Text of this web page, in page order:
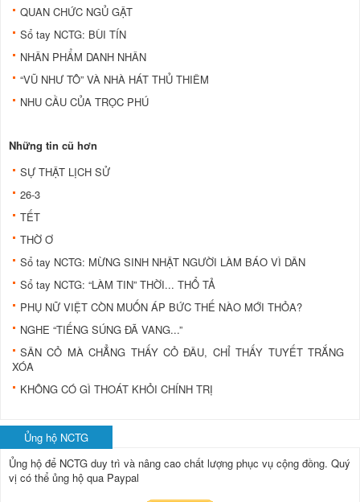
QUAN CHỨC NGỦ GẬT
Sổ tay NCTG: BÙI TÍN
NHÂN PHẨM DANH NHÂN
“VŨ NHƯ TÔ” VÀ NHÀ HÁT THỦ THIÊM
NHU CẦU CỦA TRỌC PHÚ
Những tin cũ hơn
SỰ THẬT LỊCH SỬ
26-3
TẾT
THỜ Ơ
Sổ tay NCTG: MỪNG SINH NHẬT NGƯỜI LÀM BÁO VÌ DÂN
Sổ tay NCTG: “LÀM TIN” THỜI... THỔ TẢ
PHỤ NỮ VIỆT CÒN MUỐN ÁP BỨC THẾ NÀO MỚI THỎA?
NGHE “TIẾNG SÚNG ĐÃ VANG...”
SÂN CỎ MÀ CHẲNG THẤY CỎ ĐÂU, CHỈ THẤY TUYẾT TRẮNG
XÓA
KHÔNG CÓ GÌ THOÁT KHỎI CHÍNH TRỊ
Ủng hộ NCTG
Ủng hộ để NCTG duy trì và nâng cao chất lượng phục vụ cộng đồng. Quý
vị có thể ủng hộ qua Paypal